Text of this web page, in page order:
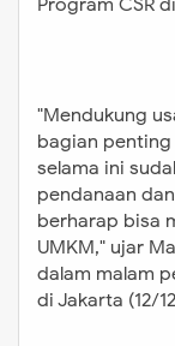
Program CSR
"Mendukung
bagian penting
selama ini
pendanaan
berharap bisa
UMKM," ujar
dalam malam
di Jakarta (12/